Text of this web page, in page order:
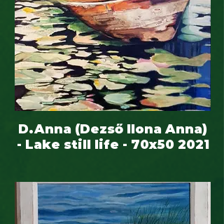
D.Anna (Dezső Ilona Anna)
- Lake still life - 70x50 2021